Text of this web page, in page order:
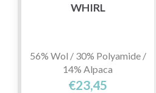
WHIRL
56% Wol / 30% Polyamide /
14% Alpaca
€23,45